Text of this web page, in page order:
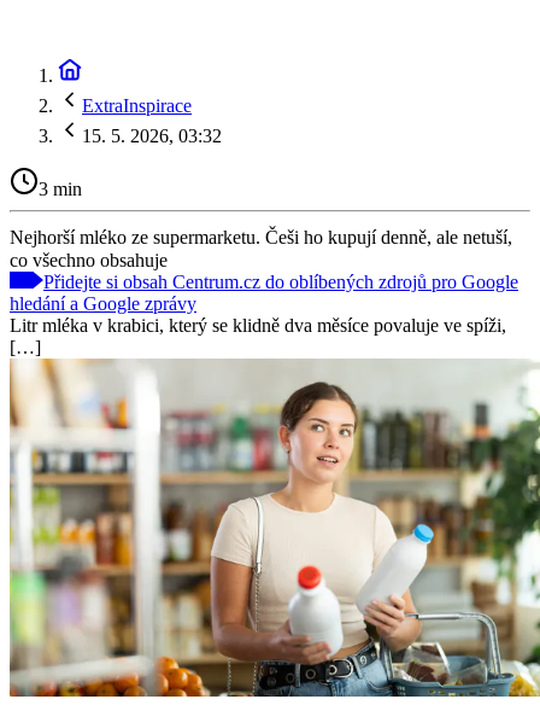
ExtraInspirace
15. 5. 2026, 03:32
3 min
Nejhorší mléko ze supermarketu. Češi ho kupují denně, ale netuší,
co všechno obsahuje
Přidejte si obsah Centrum.cz do oblíbených zdrojů pro Google
hledání a Google zprávy
Litr mléka v krabici, který se klidně dva měsíce povaluje ve spíži,
[…]